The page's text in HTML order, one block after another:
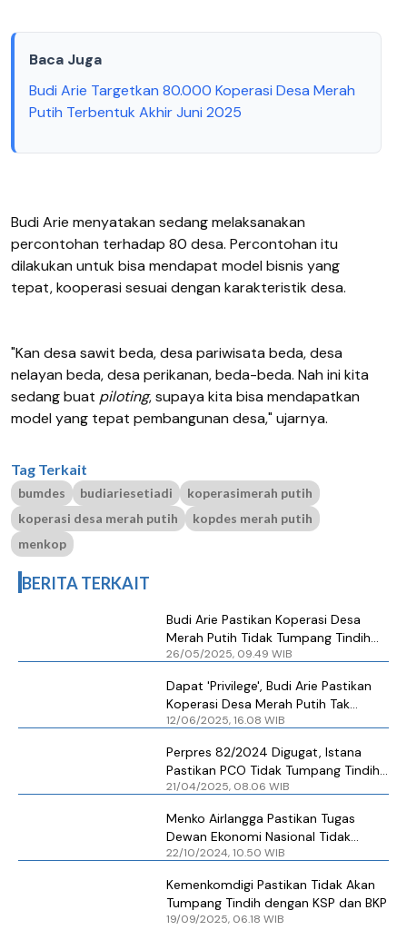
Baca Juga
Budi Arie Targetkan 80.000 Koperasi Desa Merah
Putih Terbentuk Akhir Juni 2025
Budi Arie menyatakan sedang melaksanakan
percontohan terhadap 80 desa. Percontohan itu
dilakukan untuk bisa mendapat model bisnis yang
tepat, kooperasi sesuai dengan karakteristik desa.
"Kan desa sawit beda, desa pariwisata beda, desa
nelayan beda, desa perikanan, beda-beda. Nah ini kita
sedang buat piloting, supaya kita bisa mendapatkan
model yang tepat pembangunan desa," ujarnya.
Tag Terkait
bumdes budiariesetiadi
koperasimerah putih
koperasi desa merah putih
kopdes merah putih
menkop
BERITA TERKAIT
Budi Arie Pastikan Koperasi Desa
Merah Putih Tidak Tumpang Tindih
dengan Bumdes
26/05/2025, 09.49 WIB
Dapat 'Privilege', Budi Arie Pastikan
Koperasi Desa Merah Putih Tak
Ganggu Bumdes dan KUD
12/06/2025, 16.08 WIB
Perpres 82/2024 Digugat, Istana
Pastikan PCO Tidak Tumpang Tindih
dengan KSP
21/04/2025, 08.06 WIB
Menko Airlangga Pastikan Tugas
Dewan Ekonomi Nasional Tidak
Tumpang Tindih dengan Kemenko
22/10/2024, 10.50 WIB
Kemenkomdigi Pastikan Tidak Akan
Tumpang Tindih dengan KSP dan BKP
19/09/2025, 06.18 WIB